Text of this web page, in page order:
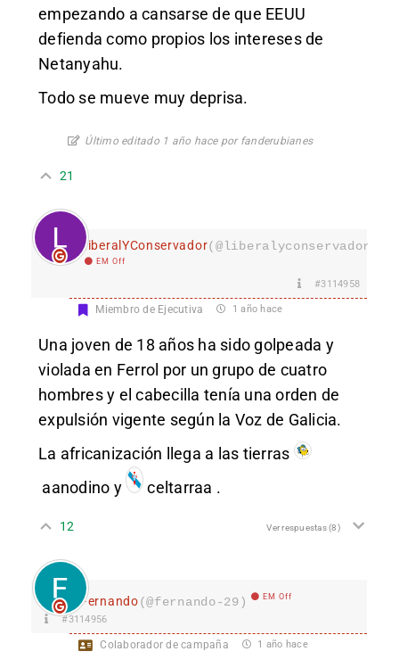
empezando a cansarse de que EEUU
defienda como propios los intereses de
Netanyahu.
Todo se mueve muy deprisa.
Último editado 1 año hace por fanderubianes
21
LiberalYConservador
EM Off
#3114958
Miembro de Ejecutiva 1 año hace
Una joven de 18 años ha sido golpeada y
violada en Ferrol por un grupo de cuatro
hombres y el cabecilla tenía una orden de
expulsión vigente según la Voz de Galicia.
La africanización llega a las tierras
aanodino y celtarraa .
12 Ver respuestas(8)
Fernando(@fernando-29) EM Off
#3114956
Colaborador de campaña 1 año hace